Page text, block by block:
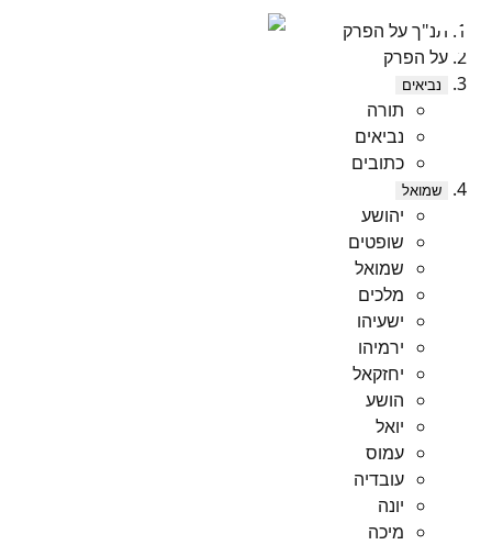
תנ"ך על הפרק
על הפרק
נביאים
תורה
נביאים
כתובים
שמואל
יהושע
שופטים
שמואל
מלכים
ישעיהו
ירמיהו
יחזקאל
הושע
יואל
עמוס
עובדיה
יונה
מיכה